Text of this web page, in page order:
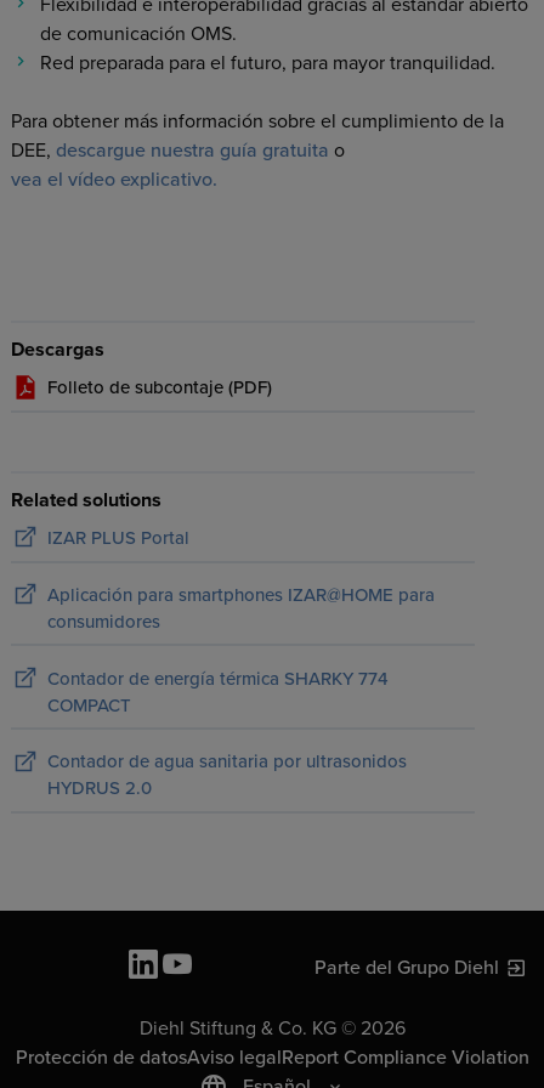
Flexibilidad e interoperabilidad gracias al estándar abierto
de comunicación OMS.
Red preparada para el futuro, para mayor tranquilidad.
Para obtener más información sobre el cumplimiento de la
DEE, descargue nuestra guía gratuita o
vea el vídeo explicativo.
Descargas
Folleto de subcontaje (PDF)
Related solutions
IZAR PLUS Portal
Aplicación para smartphones IZAR@HOME para
consumidores
Contador de energía térmica SHARKY 774
COMPACT
Contador de agua sanitaria por ultrasonidos
HYDRUS 2.0
Parte del Grupo Diehl
Diehl Stiftung & Co. KG © 2026
Protección de datosAviso legalReport Compliance Violation